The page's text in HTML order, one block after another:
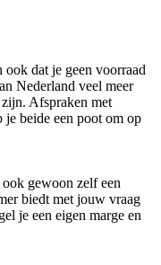
dat je geen voorraad
Nederland veel meer
Afspraken met
je beide een poot om op
gewoon zelf een
biedt met jouw vraag
je een eigen marge en